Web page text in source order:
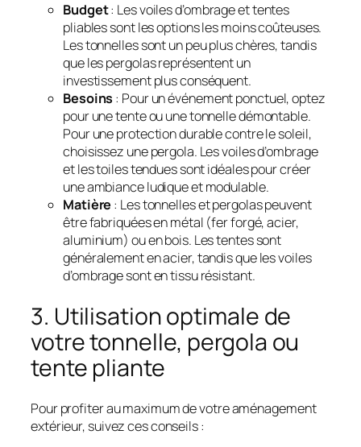
Budget: Les voiles d’ombrage et tentes
pliables sont les options les moins coûteuses.
Les tonnelles sont un peu plus chères, tandis
que les pergolas représentent un
investissement plus conséquent.
Besoins : Pour un événement ponctuel, optez
pour une tente ou une tonnelle démontable.
Pour une protection durable contre le soleil,
choisissez une pergola. Les voiles d’ombrage
et les toiles tendues sont idéales pour créer
une ambiance ludique et modulable.
Matière : Les tonnelles et pergolas peuvent
être fabriquées en métal (fer forgé, acier,
aluminium) ou en bois. Les tentes sont
généralement en acier, tandis que les voiles
d’ombrage sont en tissu résistant.
3. Utilisation optimale de
votre tonnelle, pergola ou
tente pliante
Pour profiter au maximum de votre aménagement
extérieur, suivez ces conseils :